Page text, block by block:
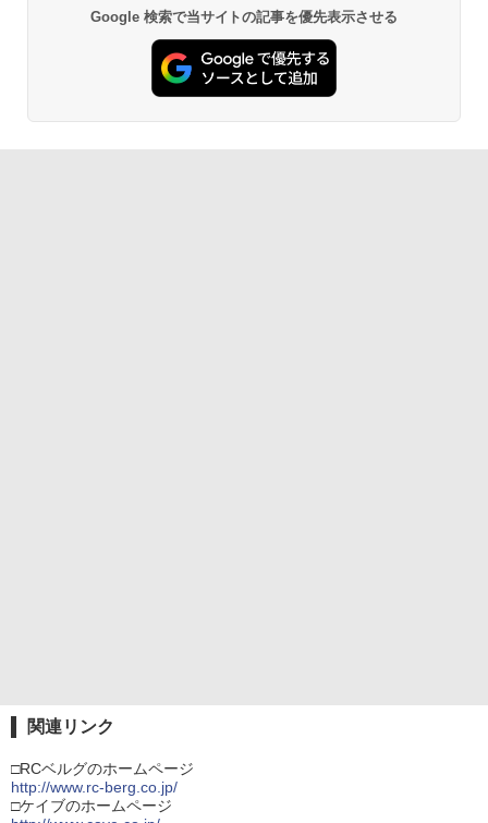
Google 検索で当サイトの記事を優先表示させる
関連リンク
□RCベルグのホームページ
http://www.rc-berg.co.jp/
□ケイブのホームページ